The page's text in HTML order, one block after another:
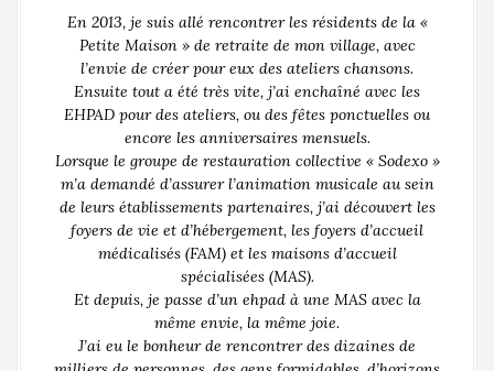
En 2013, je suis allé rencontrer les résidents de la «
Petite Maison » de retraite de mon village, avec
l’envie de créer pour eux des ateliers chansons.
Ensuite tout a été très vite, j’ai enchaîné avec les
EHPAD pour des ateliers, ou des fêtes ponctuelles ou
encore les anniversaires mensuels.
Lorsque le groupe de restauration collective « Sodexo »
m’a demandé d’assurer l’animation musicale au sein
de leurs établissements partenaires, j’ai découvert les
foyers de vie et d’hébergement, les foyers d’accueil
médicalisés (FAM) et les maisons d’accueil
spécialisées (MAS).
Et depuis, je passe d’un ehpad à une MAS avec la
même envie, la même joie.
J’ai eu le bonheur de rencontrer des dizaines de